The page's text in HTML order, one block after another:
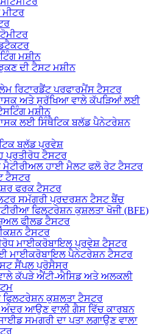
ਮਸ਼ੀਨ
ਦੀ ਟੈਸਟ ਮਸ਼ੀਨ
ਰਿਟਾਰਡੈਂਟ ਪਰਫਾਰਮੈਂਸ ਟੈਸਟਰ
ਅਤੇ ਸੁਰੱਖਿਆ ਵਾਲੇ ਕੱਪੜਿਆਂ ਲਈ
ਮਸ਼ੀਨ
ਲਈ ਸਿੰਥੈਟਿਕ ਬਲੱਡ ਪੈਨੇਟਰੇਸ਼ਨ
ਬਲੱਡ ਪ੍ਰਵੇਸ਼
ਪ੍ਰਤੀਰੋਧ ਟੈਸਟਰ
ਹਾਈ ਮੈਲਟ ਫਲੋ ਰੇਟ ਟੈਸਟਰ
ਟੈਸਟਰ
ਫਰਕ ਟੈਸਟਰ
ਸਮੱਗਰੀ ਪ੍ਰਦਰਸ਼ਨ ਟੈਸਟ ਬੈਂਚ
ਫਿਲਟਰੇਸ਼ਨ ਕੁਸ਼ਲਤਾ ਖੋਜੀ (BFE)
ਫੀਲਡ ਟੈਸਟਰ
ਟੈਸਟਰ
ਮਾਈਕਰੋਬਾਇਲ ਪ੍ਰਵੇਸ਼ ਟੈਸਟਰ
ਮਾਈਕਰੋਬਾਇਲ ਪੈਨੇਟਰੇਸ਼ਨ ਟੈਸਟਰ
ਸੈਂਪਲ ਪ੍ਰੋਸੈਸਰ
ਕੱਪੜੇ ਐਂਟੀ-ਐਸਿਡ ਅਤੇ ਅਲਕਲੀ
ਫਿਲਟਰੇਸ਼ਨ ਕੁਸ਼ਲਤਾ ਟੈਸਟਰ
ਅੰਦਰ ਆਉਣ ਵਾਲੀ ਗੈਸ ਵਿੱਚ ਕਾਰਬਨ
ਸਮਗਰੀ ਦਾ ਪਤਾ ਲਗਾਉਣ ਵਾਲਾ